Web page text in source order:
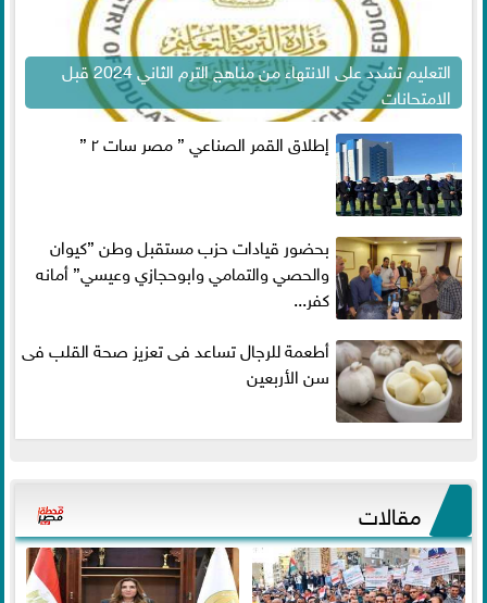
التعليم تشدد على الانتهاء من مناهج الترم الثاني 2024 قبل
الامتحانات
إطلاق القمر الصناعي ” مصر سات ٢ ”
بحضور قيادات حزب مستقبل وطن ”كيوان
والحصي والتمامي وابوحجازي وعيسي” أمانه
كفر...
أطعمة للرجال تساعد فى تعزيز صحة القلب فى
سن الأربعين
مقالات